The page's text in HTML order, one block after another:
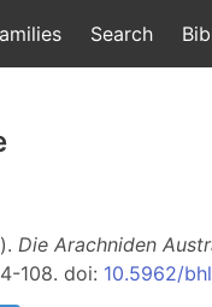
Search
Die Arachniden
108. doi: 10.5962/